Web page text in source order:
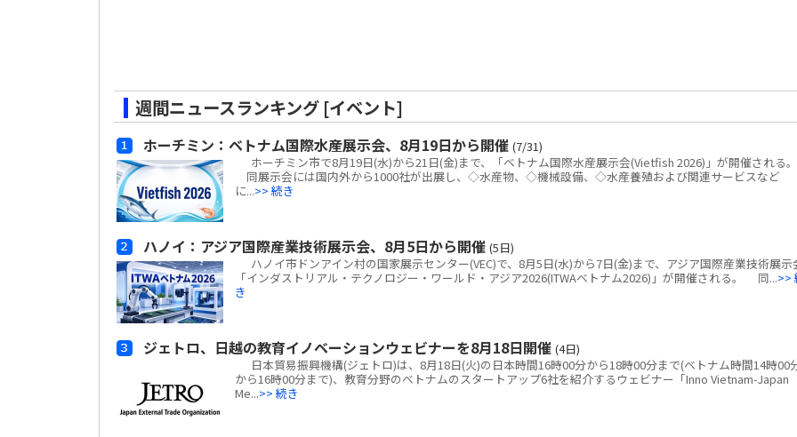
週間ニュースランキング [イベント]
ホーチミン：ベトナム国際水産展示会、8月19日から開催 (7/31)
ホーチミン市で8月19日(水)から21日(金)まで、「ベトナム国際水産展示会(Vietfish 2026)」が開催される。
同展示会には国内外から1000社が出展し、◇水産物、◇機械設備、◇水産養殖および関連サービスなど
に...>> 続き
ハノイ：アジア国際産業技術展示会、8月5日から開催 (5日)
ハノイ市ドンアイン村の国家展示センター(VEC)で、8月5日(水)から7日(金)まで、アジア国際産業技術展示
「インダストリアル・テクノロジー・ワールド・アジア2026(ITWAベトナム2026)」が開催される。 同...>>
き
ジェトロ、日越の教育イノベーションウェビナーを8月18日開催 (4日)
日本貿易振興機構(ジェトロ)は、8月18日(火)の日本時間16時00分から18時00分まで(ベトナム時間14時00
から16時00分まで)、教育分野のベトナムのスタートアップ6社を紹介するウェビナー「Inno Vietnam-Japan
Me...>> 続き